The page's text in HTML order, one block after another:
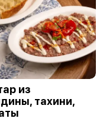
из
тахини,